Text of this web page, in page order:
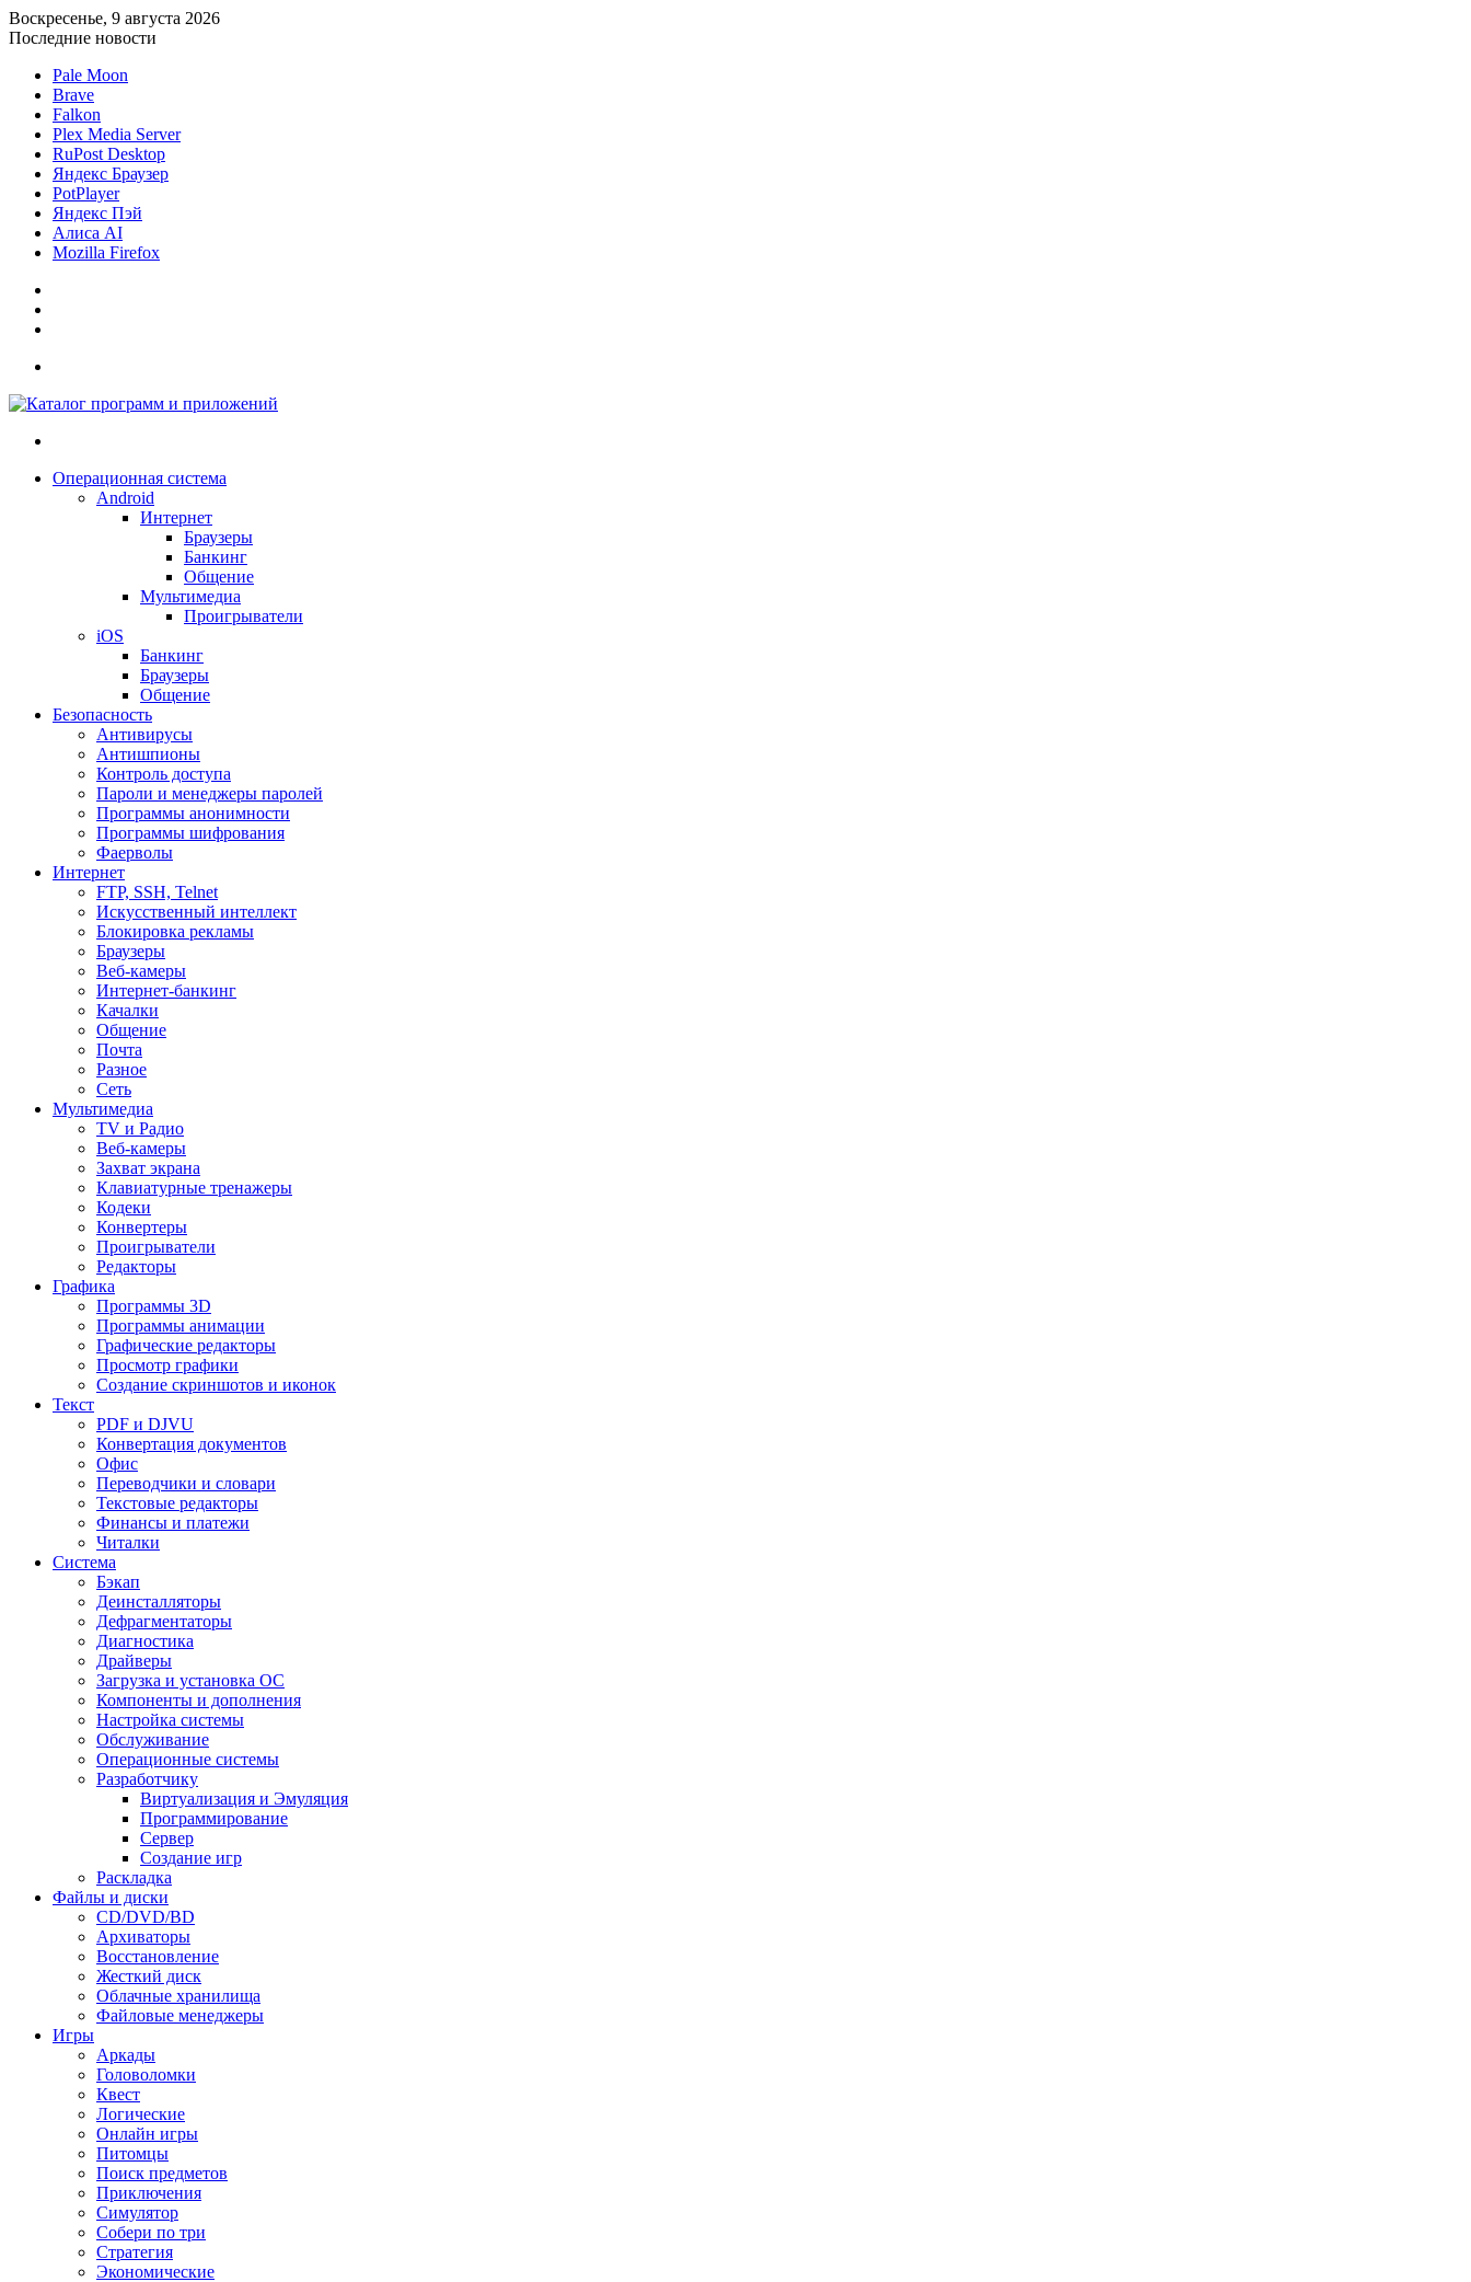
Воскресенье, 9 августа 2026
Последние новости
Pale Moon
Brave
Falkon
Plex Media Server
RuPost Desktop
Яндекс Браузер
PotPlayer
Яндекс Пэй
Алиса AI
Mozilla Firefox
Операционная система
Android
Интернет
Браузеры
Банкинг
Общение
Мультимедиа
Проигрыватели
iOS
Банкинг
Браузеры
Общение
Безопасность
Антивирусы
Антишпионы
Контроль доступа
Пароли и менеджеры паролей
Программы анонимности
Программы шифрования
Фаерволы
Интернет
FTP, SSH, Telnet
Искусственный интеллект
Блокировка рекламы
Браузеры
Веб-камеры
Интернет-банкинг
Качалки
Общение
Почта
Разное
Сеть
Мультимедиа
TV и Радио
Веб-камеры
Захват экрана
Клавиатурные тренажеры
Кодеки
Конвертеры
Проигрыватели
Редакторы
Графика
Программы 3D
Программы анимации
Графические редакторы
Просмотр графики
Создание скриншотов и иконок
Текст
PDF и DJVU
Конвертация документов
Офис
Переводчики и словари
Текстовые редакторы
Финансы и платежи
Читалки
Система
Бэкап
Деинсталляторы
Дефрагментаторы
Диагностика
Драйверы
Загрузка и установка ОС
Компоненты и дополнения
Настройка системы
Обслуживание
Операционные системы
Разработчику
Виртуализация и Эмуляция
Программирование
Сервер
Создание игр
Раскладка
Файлы и диски
CD/DVD/BD
Архиваторы
Восстановление
Жесткий диск
Облачные хранилища
Файловые менеджеры
Игры
Аркады
Головоломки
Квест
Логические
Онлайн игры
Питомцы
Поиск предметов
Приключения
Симулятор
Собери по три
Стратегия
Экономические